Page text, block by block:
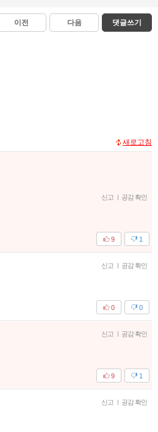
이전 다음 댓글쓰기
새로고침
신고 | 공감 확인
1
9
신고 | 공감 확인
0
0
신고 | 공감 확인
1
9
신고 | 공감 확인